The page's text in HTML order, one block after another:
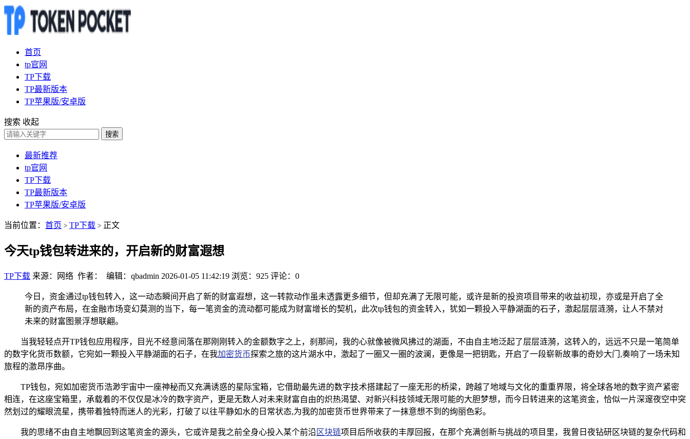
首页
tp官网
TP下载
TP最新版本
TP苹果版/安卓版
搜索 收起
搜索
最新推荐
tp官网
TP下载
TP最新版本
TP苹果版/安卓版
当前位置： 首页 > TP下载 > 正文
今天tp钱包转进来的，开启新的财富遐想
TP下载 来源：网络 作者： 编辑：qbadmin 2026-01-05 11:42:19 浏览：925 评论：0
今日，资金通过tp钱包转入，这一动态瞬间开启了新的财富遐想，这一转款动作虽未透露更多细节，但却充满了无限可能，或许是新的投资项目带来的收益初现，亦或是开启了全
新的资产布局，在金融市场变幻莫测的当下，每一笔资金的流动都可能成为财富增长的契机，此次tp钱包的资金转入，犹如一颗投入平静湖面的石子，激起层层涟漪，让人不禁对
未来的财富图景浮想联翩。
当我轻轻点开TP钱包应用程序，目光不经意间落在那刚刚转入的金额数字之上，刹那间，我的心就像被微风拂过的湖面，不由自主地泛起了层层涟漪，这转入的，远远不只是一笔简单
的数字化货币数额，它宛如一颗投入平静湖面的石子，在我加密货币探索之旅的这片湖水中，激起了一圈又一圈的波澜，更像是一把钥匙，开启了一段崭新故事的奇妙大门,奏响了一场未知
旅程的激昂序曲。
TP钱包，宛如加密货币浩渺宇宙中一座神秘而又充满诱惑的星际宝箱，它借助最先进的数字技术搭建起了一座无形的桥梁，跨越了地域与文化的重重界限，将全球各地的数字资产紧密
相连，在这座宝箱里，承载着的不仅仅是冰冷的数字资产，更是无数人对未来财富自由的炽热渴望、对新兴科技领域无限可能的大胆梦想，而今日转进来的这笔资金，恰似一片深邃夜空中突
然划过的耀眼流星，携带着独特而迷人的光彩，打破了以往平静如水的日常状态,为我的加密货币世界带来了一抹意想不到的绚丽色彩。
我的思绪不由自主地飘回到这笔资金的源头，它或许是我之前全身心投入某个前沿区块链项目后所收获的丰厚回报，在那个充满创新与挑战的项目里，我曾日夜钻研区块链的复杂代码和